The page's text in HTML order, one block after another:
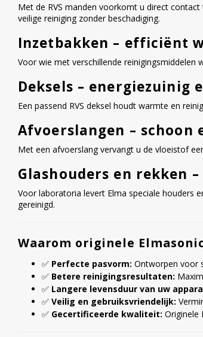
Met de RVS manden voorkomt u direct
veilige reiniging zonder beschadiging.
Inzetbakken – efficiënt
Voor wie met verschillende
Deksels – energiezuinig
Een passend RVS deksel houdt warmte en
Afvoerslangen – schoon
Met een afvoerslang vervangt u de vloeistof
Glashouders en rekken
Voor laboratoria levert Elma speciale houders
gereinigd.
Waarom originele
✅ Perfecte pasvorm: Ontworpen voor
✅ Betere reinigingsresultaten:
✅ Langere levensduur van uw
✅ Veilig en gebruiksvriendelijk:
✅ Gecertificeerde kwaliteit: Originele